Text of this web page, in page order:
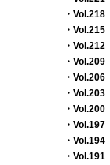
・Vol.218
・Vol.215
・Vol.212
・Vol.209
・Vol.206
・Vol.203
・Vol.200
・Vol.197
・Vol.194
・Vol.191